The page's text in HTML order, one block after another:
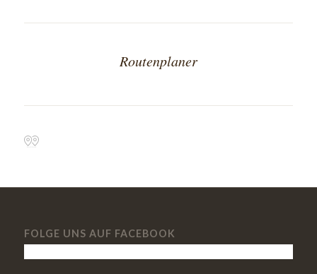
Routenplaner
FOLGE UNS AUF FACEBOOK